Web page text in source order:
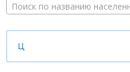
Поиск по названию
Ц